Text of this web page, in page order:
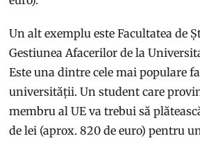
Un alt exemplu este Facultatea de
Gestiunea Afacerilor de la
Este una dintre cele mai populare
universității. Un student care
membru al UE va trebui să
de lei (aprox. 820 de euro) pentru